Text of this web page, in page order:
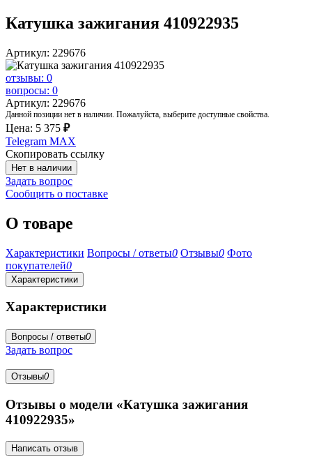
Катушка зажигания 410922935
Артикул: 229676
отзывы: 0
вопросы: 0
Артикул: 229676
Данной позиции нет в наличии. Пожалуйста, выберите доступные свойства.
Цена: 5 375 ₽
Telegram MAX
Скопировать ссылку
Нет в наличии
Задать вопрос
Сообщить о поставке
О товаре
Характеристики Вопросы / ответы0 Отзывы0 Фото
покупателей0
Характеристики
Характеристики
Вопросы / ответы0
Задать вопрос
Отзывы0
Отзывы о модели «Катушка зажигания
410922935»
Написать отзыв